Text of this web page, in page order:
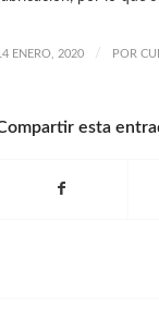
ENERO, 2020 / POR
esta